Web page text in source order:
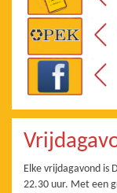
Elke vrijdagavond is
22.30 uur. Met een